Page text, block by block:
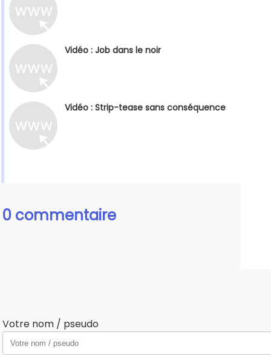
Vidéo : Job dans le noir
Vidéo : Strip-tease sans conséquence
0 commentaire
Votre nom / pseudo